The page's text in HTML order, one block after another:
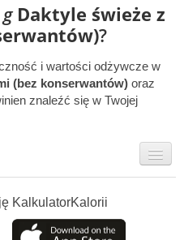
Daktyle świeże z
?
i wartości odżywcze w
(bez konserwantów) oraz
znaleźć się w Twojej
KalkulatorKalorii